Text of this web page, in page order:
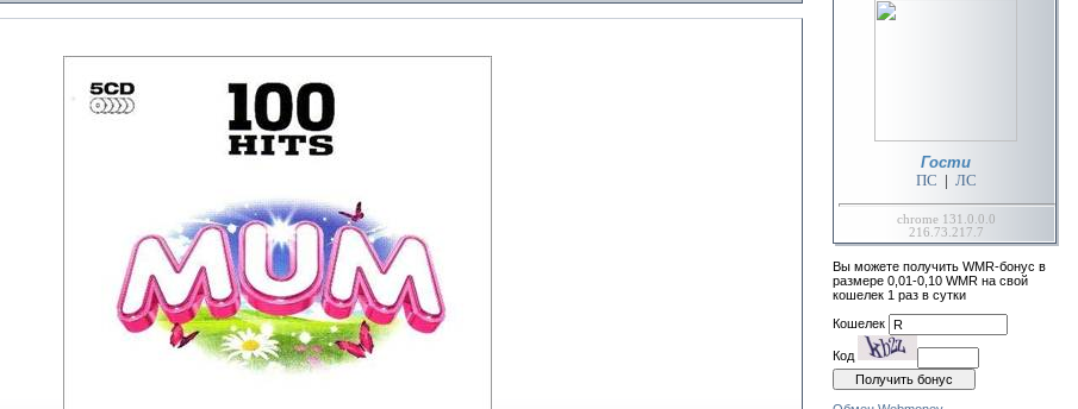
Гости
ПС | ЛС
chrome 131.0.0.0
216.73.217.7
Вы можете получить WMR-бонус в
размере 0,01-0,10 WMR на свой
кошелек 1 раз в сутки
Кошелек
Код